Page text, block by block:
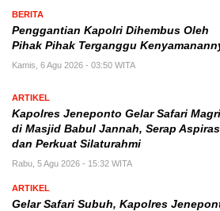
BERITA
Penggantian Kapolri Dihembus Oleh
Pihak Pihak Terganggu
Kamis, 6 Agu 2026 - 03:50 WITA
ARTIKEL
Kapolres Jeneponto Gelar Safari
di Masjid Babul Jannah, Serap
dan Perkuat Silaturahmi
Rabu, 5 Agu 2026 - 15:32 WITA
ARTIKEL
Gelar Safari Subuh, Kapolres